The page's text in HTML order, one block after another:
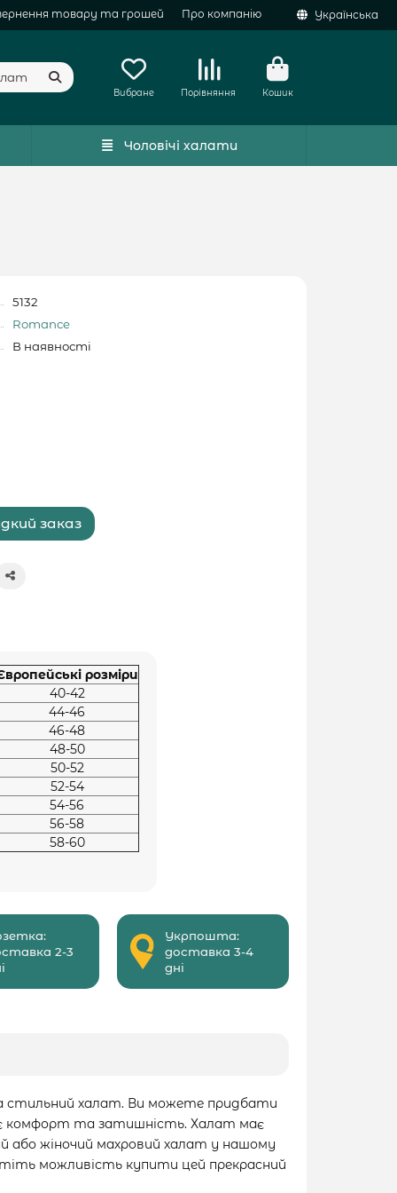
товару та грошей Про компанію Українська
Вибране Порівняння Кошик
Чоловічі халати
5132
Romance
В наявності
заказ
розміри
40-42
44-46
46-48
48-50
50-52
52-54
54-56
56-58
58-60
2-3
Укрпошта:
доставка 3-4
дні
стильний халат. Ви можете придбати
комфорт та затишність. Халат має
або жіночий махровий халат у нашому
можливість купити цей прекрасний